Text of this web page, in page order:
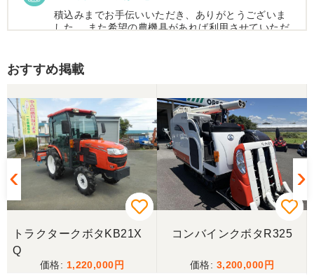
積込みまでお手伝いいただき、ありがとうございま
した。 また希望の農機具があれば利用させていただ
この度はお世話になりました。また、機会があれば
よろしくお願いします。
三重県／ユウスケ
購入から引き取りまでスムーズでした。ありがとう
ございました。
当方の要望に対して、素早く対応していただき感謝
おすすめ掲載
トラクタークボタKB21X
Q
1,220,000
コンバインクボタR325
3,200,000